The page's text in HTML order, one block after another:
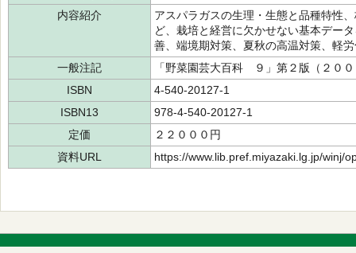
内容紹介
アスパラガスの生理・生態と品種特性
ど、栽培と経営に欠かせない基本デー
善、端境期対策、夏秋の高温対策、軽
一般注記
「野菜園芸大百科 ９」第２版（２０
ISBN
4-540-20127-1
ISBN13
978-4-540-20127-1
定価
２２０００円
資料URL
https://www.lib.pref.miyazaki.lg.jp/winj/